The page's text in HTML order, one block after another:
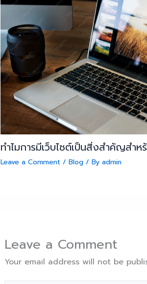
ทำไมการมีเว็บไซต์เป็นสิ่งสำคัญสำ
Leave a Comment / Blog / By admin
Leave a Comment
Your email address will not be